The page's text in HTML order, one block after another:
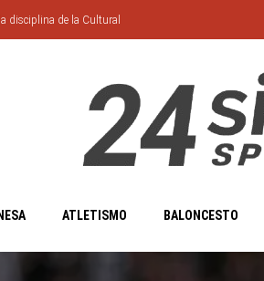
disciplina de la Cultural
ATLETISMO BALONCESTO